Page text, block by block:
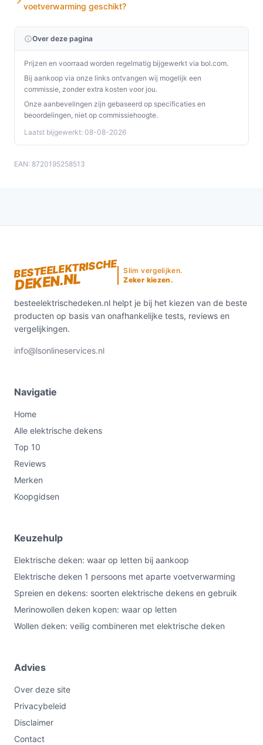
voetverwarming geschikt?
Over deze pagina
Prijzen en voorraad worden regelmatig bijgewerkt via bol.com.
Bij aankoop via onze links ontvangen wij mogelijk een
commissie, zonder extra kosten voor jou.
Onze aanbevelingen zijn gebaseerd op specificaties en
beoordelingen, niet op commissiehoogte.
Laatst bijgewerkt: 08-08-2026
EAN: 8720195258513
BESTEELEKTRISCHE
DEKEN.NL
Slim vergelijken.
Zeker kiezen.
besteelektrischedeken.nl helpt je bij het kiezen van de beste
producten op basis van onafhankelijke tests, reviews en
vergelijkingen.
info@lsonlineservices.nl
Navigatie
Home
Alle elektrische dekens
Top 10
Reviews
Merken
Koopgidsen
Keuzehulp
Elektrische deken: waar op letten bij aankoop
Elektrische deken 1 persoons met aparte voetverwarming
Spreien en dekens: soorten elektrische dekens en gebruik
Merinowollen deken kopen: waar op letten
Wollen deken: veilig combineren met elektrische deken
Advies
Over deze site
Privacybeleid
Disclaimer
Contact